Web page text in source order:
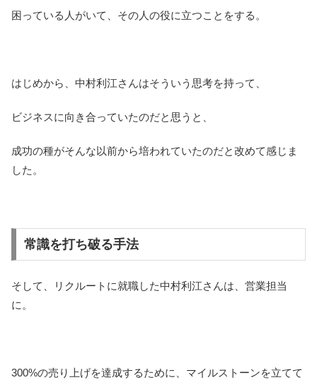
困っている人がいて、その人の役に立つことをする。
はじめから、中村利江さんはそういう思考を持って、
ビジネスに向き合っていたのだと思うと、
成功の種がそんな以前から培われていたのだと改めて感じま
した。
常識を打ち破る手法
そして、リクルートに就職した中村利江さんは、営業担当
に。
300%の売り上げを達成するために、マイルストーンを立てて